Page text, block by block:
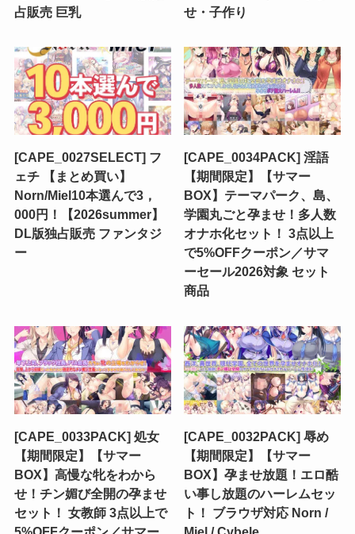
占販売 巨乳
せ・子作り
[CAPE_0027SELECT] フ
ェチ 【まとめ買い】
Norn/Miel10本選んで3，
000円！【2026summer】
DL版独占販売 ファンタジ
ー
[CAPE_0034PACK] 淫語
【期間限定】【サマー
BOX】テーマパーク、島、
学園丸ごと孕ませ！多人数
オナホ化セット！ 3点以上
で5%OFFクーポン／サマ
ーセール2026対象 セット
商品
[CAPE_0033PACK] 処女
【期間限定】【サマー
BOX】高慢な牝をわから
せ！チン媚び全開の孕ませ
セット！ 女教師 3点以上で
[CAPE_0032PACK] 辱め
【期間限定】【サマー
BOX】孕ませ放題！エロ酷
い事し放題のハーレムセッ
ト！ ブラウザ対応 Norn /